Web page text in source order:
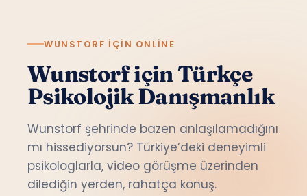
WUNSTORF IÇIN ONLINE
Wunstorf için Türkçe
Psikolojik Danışmanlık
Wunstorf şehrinde bazen anlaşılamadığını
mı hissediyorsun? Türkiye’deki deneyimli
psikologlarla, video görüşme üzerinden
dilediğin yerden, rahatça konuş.